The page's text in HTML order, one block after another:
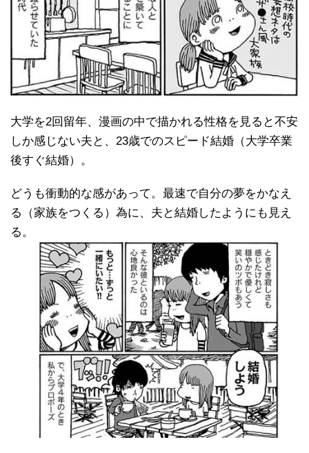
大学を2回留年、漫画の中で描かれる性格を見ると不安
しか感じない夫と、23歳でのスピード結婚（大学卒業
後すぐ結婚）。
どうも衝動的な感があって。最速で自分の夢をかなえ
る（家族をつくる）為に、夫と結婚したようにも見え
る。